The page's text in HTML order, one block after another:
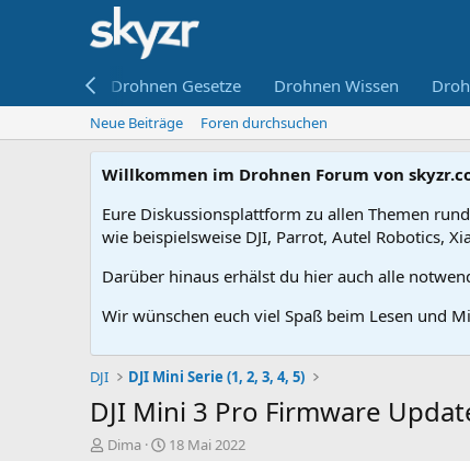
Drohnen Gesetze Drohnen Wissen
Neue Beiträge Foren durchsuchen
Willkommen im Drohnen Forum von
Eure Diskussionsplattform zu allen Themen
wie beispielsweise DJI, Parrot, Autel Robotics,
Darüber hinaus erhälst du hier auch alle
Wir wünschen euch viel Spaß beim Lesen und
DJI DJI Mini Serie (1, 2, 3, 4, 5)
DJI Mini 3 Pro Firmware
E
Dima
E18 Mai 2022